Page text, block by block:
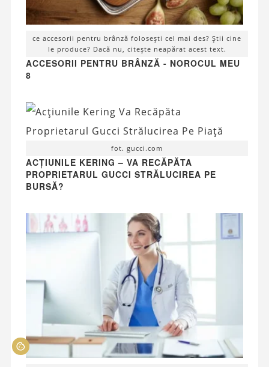
ce accesorii pentru brânză folosești cel mai des? Știi cine
le produce? Dacă nu, citește neapărat acest text.
ACCESORII PENTRU BRÂNZĂ - NOROCUL MEU
8
fot. gucci.com
ACȚIUNILE KERING – VA RECĂPĂTA
PROPRIETARUL GUCCI STRĂLUCIREA PE
BURSĂ?